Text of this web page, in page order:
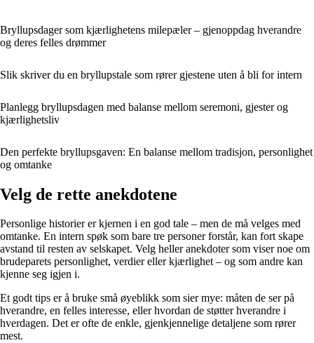
Bryllupsdager som kjærlighetens milepæler – gjenoppdag hverandre
og deres felles drømmer
Slik skriver du en bryllupstale som rører gjestene uten å bli for intern
Planlegg bryllupsdagen med balanse mellom seremoni, gjester og
kjærlighetsliv
Den perfekte bryllupsgaven: En balanse mellom tradisjon, personlighet
og omtanke
Velg de rette anekdotene
Personlige historier er kjernen i en god tale – men de må velges med
omtanke. En intern spøk som bare tre personer forstår, kan fort skape
avstand til resten av selskapet. Velg heller anekdoter som viser noe om
brudeparets personlighet, verdier eller kjærlighet – og som andre kan
kjenne seg igjen i.
Et godt tips er å bruke små øyeblikk som sier mye: måten de ser på
hverandre, en felles interesse, eller hvordan de støtter hverandre i
hverdagen. Det er ofte de enkle, gjenkjennelige detaljene som rører
mest.